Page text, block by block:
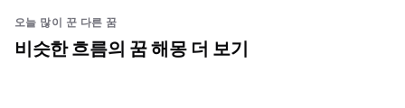
오늘 많이 꾼 다른 꿈
비슷한 흐름의 꿈 해몽 더 보기